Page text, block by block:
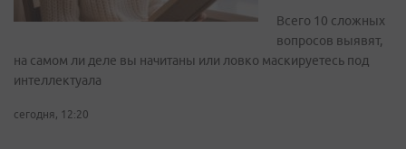
Всего 10 сложных
вопросов выявят,
на самом ли деле вы начитаны или ловко маскируетесь под
интеллектуала
сегодня, 12:20